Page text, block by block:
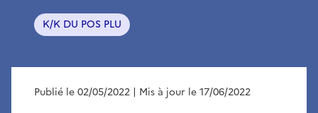
K/K DU POS PLU
Publié le 02/05/2022 | Mis à jour le 17/06/2022